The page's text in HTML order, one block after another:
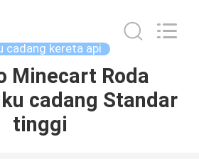
cadang kereta api
Minecart Roda
cadang Standar
tinggi